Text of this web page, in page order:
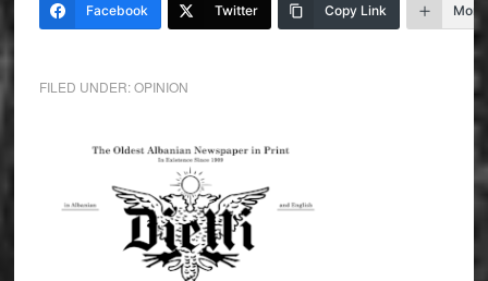
Facebook Twitter Copy Link More
FILED UNDER:OPINION